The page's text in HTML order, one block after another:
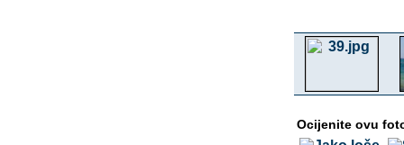
Ocijenite ovu